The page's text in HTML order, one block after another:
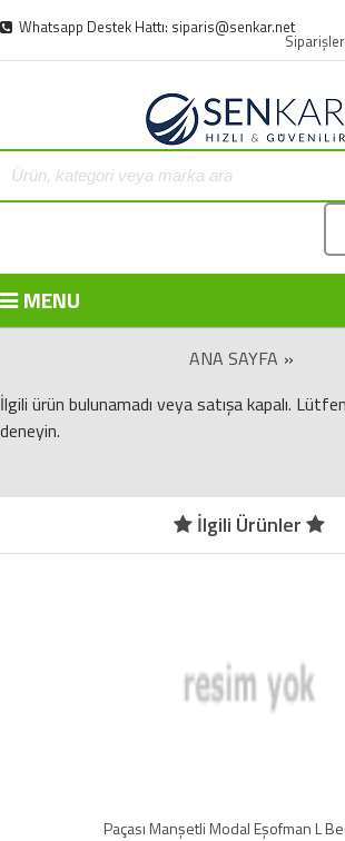
Whatsapp Destek Hattı: siparis@senkar.net
MENU
ANA SAYFA »
İlgili ürün bulunamadı veya satışa kapalı.
deneyin.
İlgili Ürünler
Paçası Manşetli Modal Eşofman L